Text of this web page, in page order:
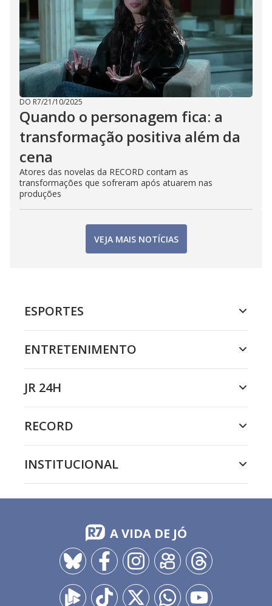
DO R7/21/10/2025
Quando o personagem fica: a
transformação positiva além da
cena
Atores das novelas da RECORD contam as
transformações que sofreram após atuarem nas
produções
VEJA MAIS NOTÍCIAS
ESPORTES
ENTRETENIMENTO
JR 24H
RECORD
INSTITUCIONAL
A VIDA DE JÓ